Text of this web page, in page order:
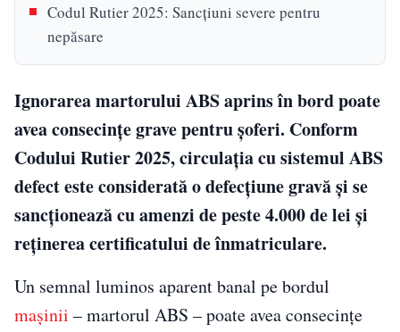
Codul Rutier 2025: Sancțiuni severe pentru
nepăsare
Ignorarea martorului ABS aprins în bord poate
avea consecințe grave pentru șoferi. Conform
Codului Rutier 2025, circulația cu sistemul ABS
defect este considerată o defecțiune gravă și se
sancționează cu amenzi de peste 4.000 de lei și
reținerea certificatului de înmatriculare.
Un semnal luminos aparent banal pe bordul
mașinii – martorul ABS – poate avea consecințe